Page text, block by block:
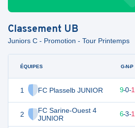
Classement UB
Juniors C - Promotion - Tour Printemps
ÉQUIPES
1 FC Plasselb JUNIOR
2
FC Sarine-Ouest 4
JUNIOR
G-N-P
27 10 9-0-1
21 6-3-1